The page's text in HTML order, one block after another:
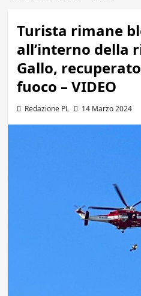
Turista rimane
all’interno della
Gallo,
fuoco – VIDEO
Redazione PL 14 Marzo 2024